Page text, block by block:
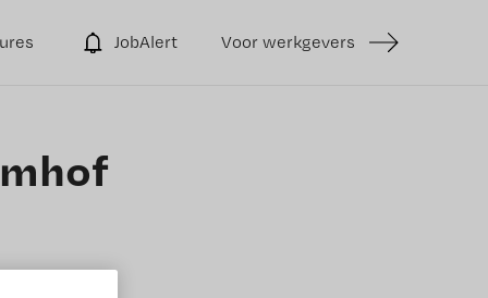
JobAlert Voor werkgevers